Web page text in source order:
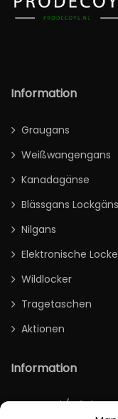
Information
Graugans
Weißwangengans
Kanadagänse
Blässgans
Nilgans
Elektronische
Wildlocker
Tragetaschen
Aktionen
Information
Versand /